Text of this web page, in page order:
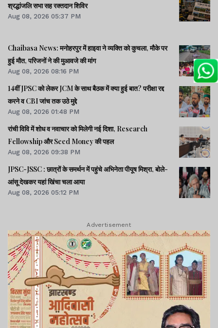
श्रद्धांजलि सभा सह रक्तदान शिविर
Aug 08, 2026 05:37 PM
Chaibasa News: मनोहरपुर में हाइवा ने व्यक्ति को कुचला, मौके पर
हुई मौत, परिजनों ने की मुआवजे की मांग
Aug 08, 2026 08:16 PM
14वीं JPSC को लेकर JCM के साथ बैठक में क्या हुई बात? परीक्षा रद्द
करने व CBI जांच तक उठे मुद्दे
Aug 08, 2026 01:48 PM
रांची विवि में शोध व नवाचार को मिलेगी नई दिशा, Research
Fellowship और Seed Money की पहल
Aug 08, 2026 09:38 PM
JPSC-JSSC : छात्रों के समर्थन में पहुंचे अभिनेता पीयूष मिश्रा, बोले-
आंसू देखकर यहां खिंचा चला आया
Aug 08, 2026 05:12 PM
Advertisement